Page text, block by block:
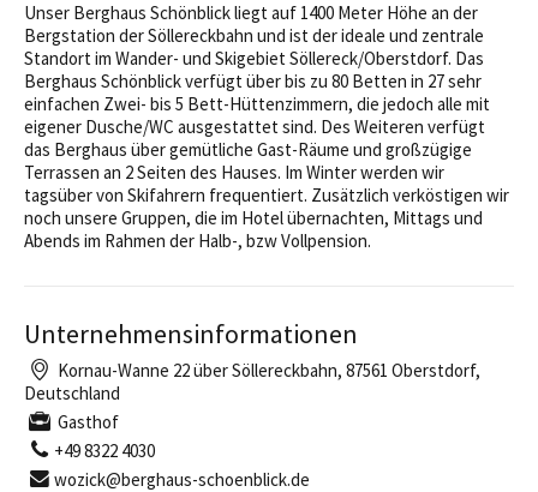
Unser Berghaus Schönblick liegt auf 1400 Meter Höhe an der
Bergstation der Söllereckbahn und ist der ideale und zentrale
Standort im Wander- und Skigebiet Söllereck/Oberstdorf. Das
Berghaus Schönblick verfügt über bis zu 80 Betten in 27 sehr
einfachen Zwei- bis 5 Bett-Hüttenzimmern, die jedoch alle mit
eigener Dusche/WC ausgestattet sind. Des Weiteren verfügt
das Berghaus über gemütliche Gast-Räume und großzügige
Terrassen an 2 Seiten des Hauses. Im Winter werden wir
tagsüber von Skifahrern frequentiert. Zusätzlich verköstigen wir
noch unsere Gruppen, die im Hotel übernachten, Mittags und
Abends im Rahmen der Halb-, bzw Vollpension.
Unternehmensinformationen
Kornau-Wanne 22 über Söllereckbahn, 87561 Oberstdorf,
Deutschland
Gasthof
+49 8322 4030
wozick@berghaus-schoenblick.de